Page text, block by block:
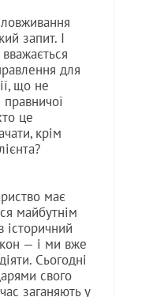
запит. І
для
що не
правничої
це
крім
має
майбутнім
історичний
— і ми вже
Сьогодні
свого
заганяють у